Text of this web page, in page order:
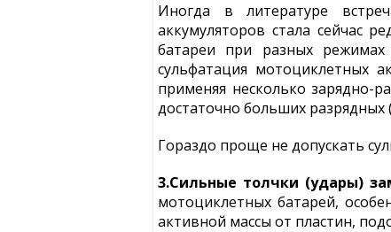
Иногда в литературе
аккумуляторов стала сейчас
батареи при разных
сульфатация мотоциклетных
применяя несколько зарядно-
достаточно больших разрядных
Гораздо проще не допускать
3.Сильные толчки (удары)
мотоциклетных батарей,
активной массы от пластин,